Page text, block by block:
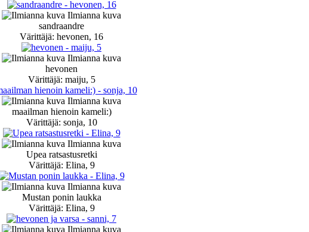
Ilmianna kuva
sandraandre
Värittäjä: hevonen, 16
Ilmianna kuva
hevonen
Värittäjä: maiju, 5
Ilmianna kuva
maailman hienoin kameli:)
Värittäjä: sonja, 10
Ilmianna kuva
Upea ratsastusretki
Värittäjä: Elina, 9
Ilmianna kuva
Mustan ponin laukka
Värittäjä: Elina, 9
Ilmianna kuva